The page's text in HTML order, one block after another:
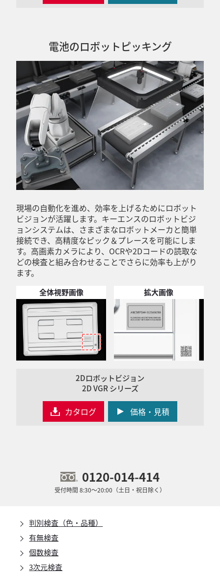
電池のロボットピッキング
現場の自動化を進め、効率を上げるためにロボット
ビジョンが活躍します。キーエンスのロボットビジ
ョンシステムは、さまざまなロボットメーカと簡単
接続でき、高精度なピック＆プレースを可能にしま
す。高画素カメラにより、OCRや2Dコードの読取な
どの検査と組み合わせることでさらに効率も上がり
ます。
全体視野画像 拡大画像
2Dロボットビジョン
2D VGR シリーズ
カタログ 価格・見積
0120-014-414
受付時間 8:30～20:00（土日・祝日除く）
判別検査（色・品種）
有無検査
個数検査
3次元検査